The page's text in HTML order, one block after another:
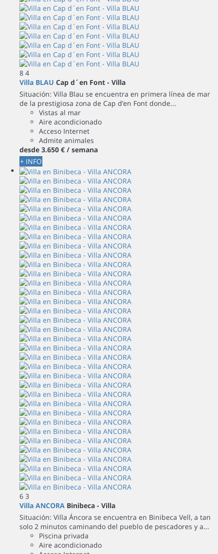
8 4
Villa BLAU Cap d´en Font - Villa
Situación: Villa Blau se encuentra en primera línea de mar
de la prestigiosa zona de Cap d’en Font donde...
Vistas al mar
Aire acondicionado
Acceso Internet
Admite animales
desde 3.650 € / semana
+ INFO
6 3
Villa ANCORA Binibeca - Villa
Situación: Villa Áncora se encuentra en Binibeca Vell, a tan
solo 2 minutos caminando del pueblo de pescadores y a...
Piscina privada
Aire acondicionado